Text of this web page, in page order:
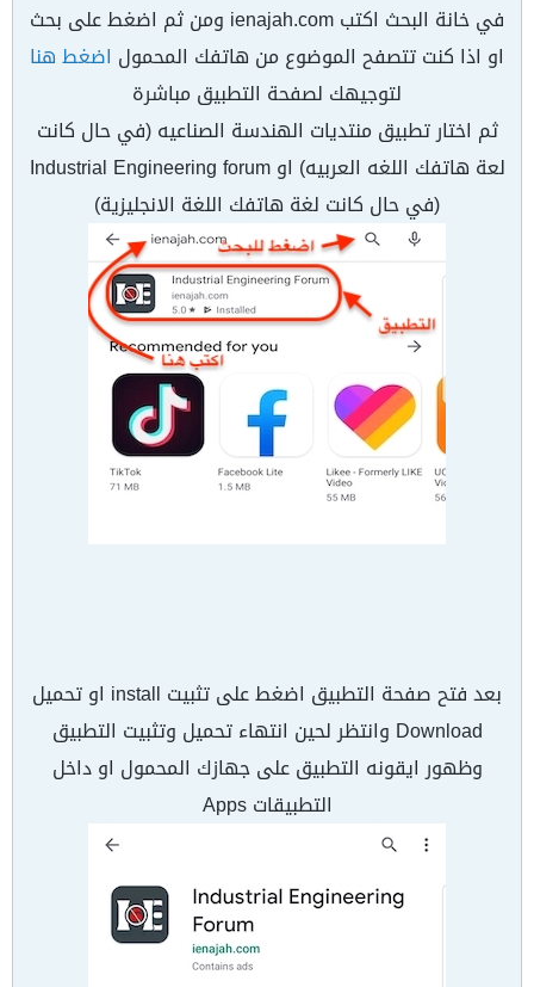
في خانة البحث اكتب ienajah.com ومن ثم اضغط على بحث
او اذا كنت تتصفح الموضوع من هاتفك المحمول اضغط هنا
لتوجيهك لصفحة التطبيق مباشرة
ثم اختار تطبيق منتديات الهندسة الصناعيه (في حال كانت
لعة هاتفك اللغه العربيه) او Industrial Engineering forum
(في حال كانت لغة هاتفك اللغة الانجليزية)
بعد فتح صفحة التطبيق اضغط على تثبيت install او تحميل
Download وانتظر لحين انتهاء تحميل وتثبيت التطبيق
وظهور ايقونه التطبيق على جهازك المحمول او داخل
التطبيقات Apps